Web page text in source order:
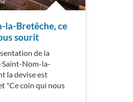
la-Bretêche, ce
sourit
de la
Saint-Nom-la-
la devise est
"Ce coin qui nous